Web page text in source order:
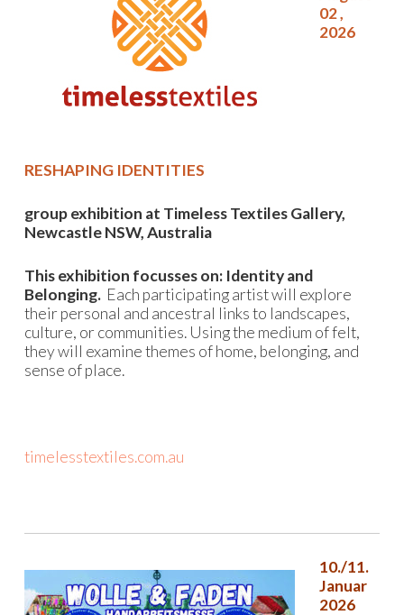
02 ,
2026
RESHAPING IDENTITIES
group exhibition at Timeless Textiles Gallery,
Newcastle NSW, Australia
This exhibition focusses on: Identity and
Belonging. Each participating artist will explore
their personal and ancestral links to landscapes,
culture, or communities. Using the medium of felt,
they will examine themes of home, belonging, and
sense of place.
timelesstextiles.com.au
10./11.
Januar
2026